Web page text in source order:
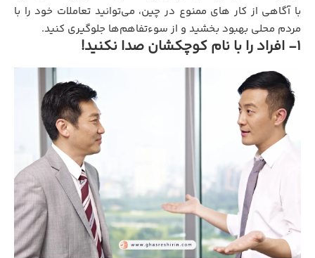
با آگاهی از کار های ممنوع در چین، می‌توانید تعاملات خود را با
مردم محلی بهبود بخشید و از سوءتفاهم‌ها جلوگیری کنید.
1- افراد را با نام کوچکشان صدا نکنید!